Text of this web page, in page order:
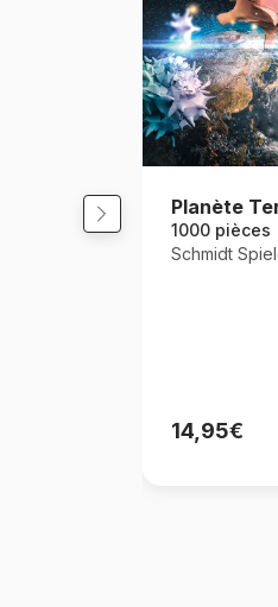
Planète
1000 pièces
Schmidt
14,95€